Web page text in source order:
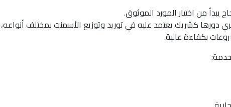
يبدأ من اختيار المورد الموثوق.
كشريك يعتمد عليه في توريد وتوزيع الأسمنت بمختلف أنواعه،
بكفاءة عالية.